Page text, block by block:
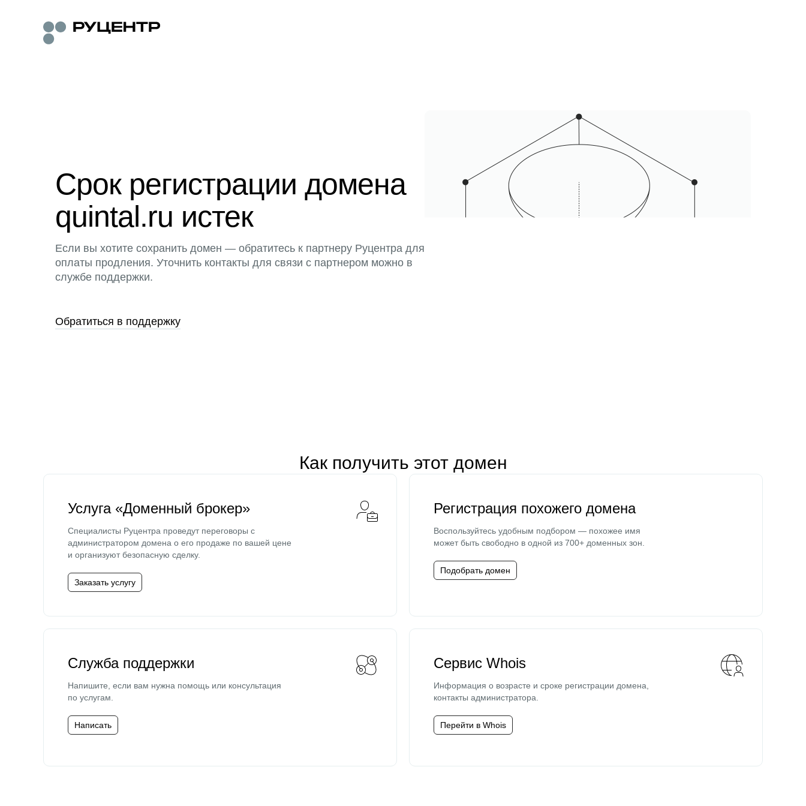
Срок регистрации домена
quintal.ru истек
Если вы хотите сохранить домен — обратитесь к партнеру Руцентра для
оплаты продления. Уточнить контакты для связи с партнером можно в
службе поддержки.
Обратиться в поддержку
Как получить этот домен
Услуга «Доменный брокер»
Специалисты Руцентра проведут переговоры с
администратором домена о его продаже по вашей цене
и организуют безопасную сделку.
Заказать услугу
Регистрация похожего домена
Воспользуйтесь удобным подбором — похожее имя
может быть свободно в одной из 700+ доменных зон.
Подобрать домен
Служба поддержки
Напишите, если вам нужна помощь или консультация
по услугам.
Написать
Сервис Whois
Информация о возрасте и сроке регистрации домена,
контакты администратора.
Перейти в Whois